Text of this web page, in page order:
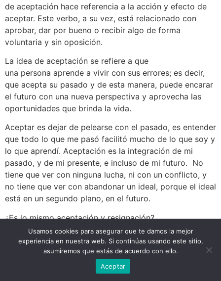
de aceptación hace referencia a la acción y efecto de
aceptar. Este verbo, a su vez, está relacionado con
aprobar, dar por bueno o recibir algo de forma
voluntaria y sin oposición.
La idea de aceptación se refiere a que
una persona aprende a vivir con sus errores; es decir,
que acepta su pasado y de esta manera, puede encarar
el futuro con una nueva perspectiva y aprovecha las
oportunidades que brinda la vida.
Aceptar es dejar de pelearse con el pasado, es entender
que todo lo que me pasó facilitó mucho de lo que soy y
lo que aprendí. Aceptación es la integración de mi
pasado, y de mi presente, e incluso de mi futuro. No
tiene que ver con ninguna lucha, ni con un conflicto, y
no tiene que ver con abandonar un ideal, porque el ideal
está en un segundo plano, en el futuro.
¿Es lo mismo aceptación y resignación?
No, para nada, no nos confundamos:
Si acepto algo que no he comprendido, no lo he
aceptado, me he resignado.
Usamos cookies para asegurar que te damos la mejor
experiencia en nuestra web. Si continúas usando este sitio,
asumiremos que estás de acuerdo con ello.
Aceptar